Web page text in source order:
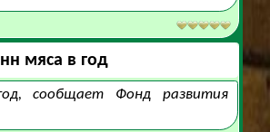
мяса в год
сообщает Фонд развития